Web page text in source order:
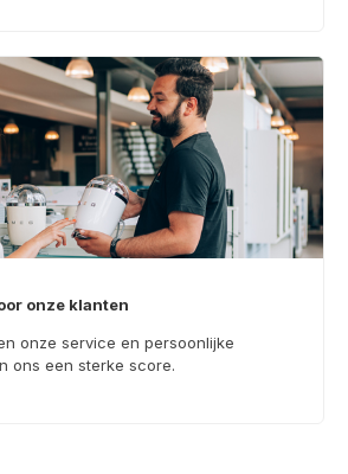
onze klanten
onze service en persoonlijke
ons een sterke score.